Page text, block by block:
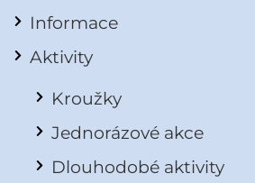
Informace
Aktivity
Kroužky
Jednorázové akce
Dlouhodobé aktivity